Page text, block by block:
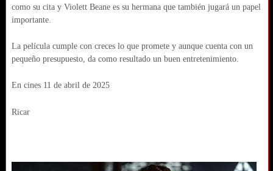
como su cita y Violett Beane es su hermana que también jugará un papel
importante.
La película cumple con creces lo que promete y aunque cuenta con un
pequeño presupuesto, da como resultado un buen entretenimiento.
En cines 11 de abril de 2025
Ricar